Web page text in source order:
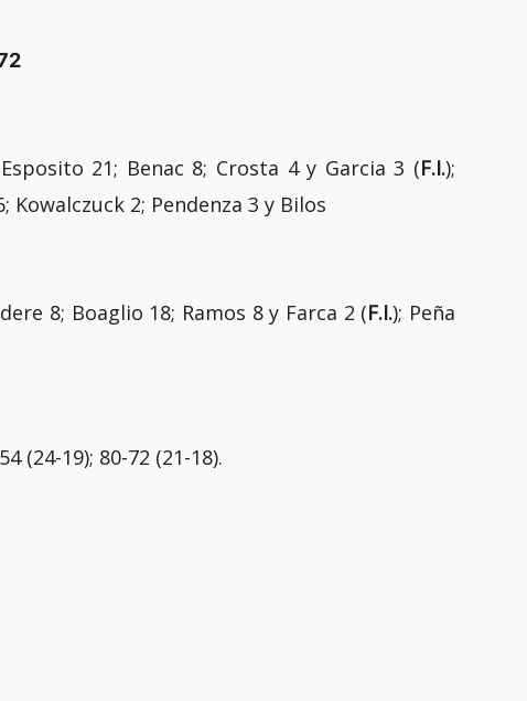
21; Benac 8; Crosta 4 y Garcia 3 (F.I.);
Kowalczuck 2; Pendenza 3 y Bilos
8; Boaglio 18; Ramos 8 y Farca 2 (F.I.); Peña
(24-19); 80-72 (21-18).